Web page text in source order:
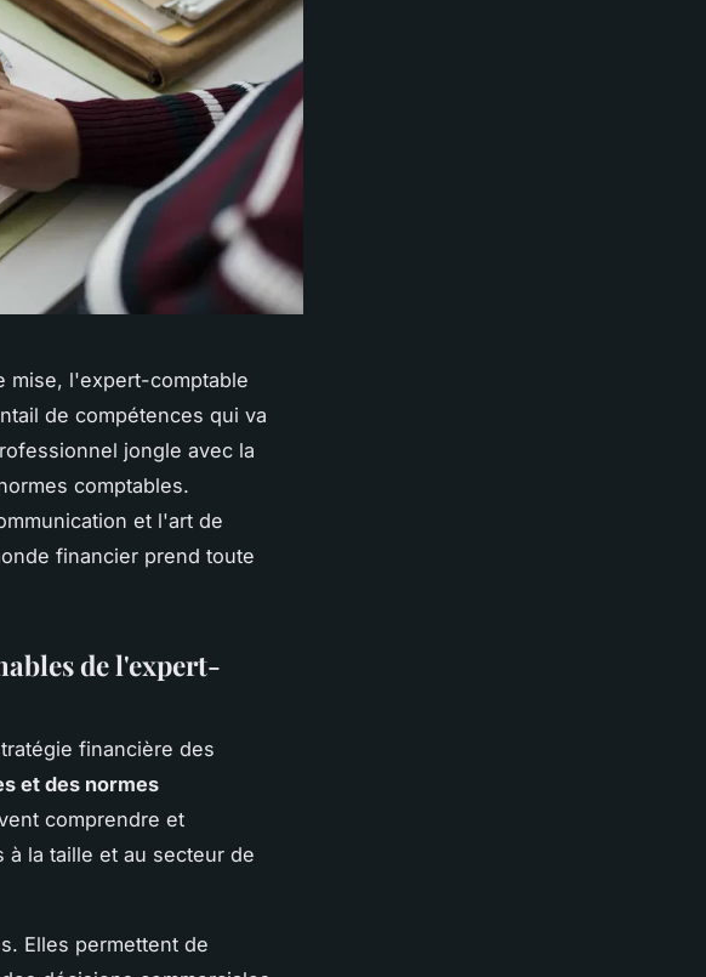
mise, l'expert-comptable
de compétences qui va
jongle avec la
comptables.
et l'art de
financier prend toute
de l'expert-
financière des
et des normes
comprendre et
la taille et au secteur de
Elles permettent de